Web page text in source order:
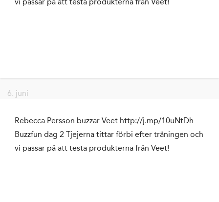
vi passar på att testa produkterna från Veet!
6. juni
Rebecca Persson buzzar Veet http://j.mp/10uNtDh
Buzzfun dag 2 Tjejerna tittar förbi efter träningen och
vi passar på att testa produkterna från Veet!